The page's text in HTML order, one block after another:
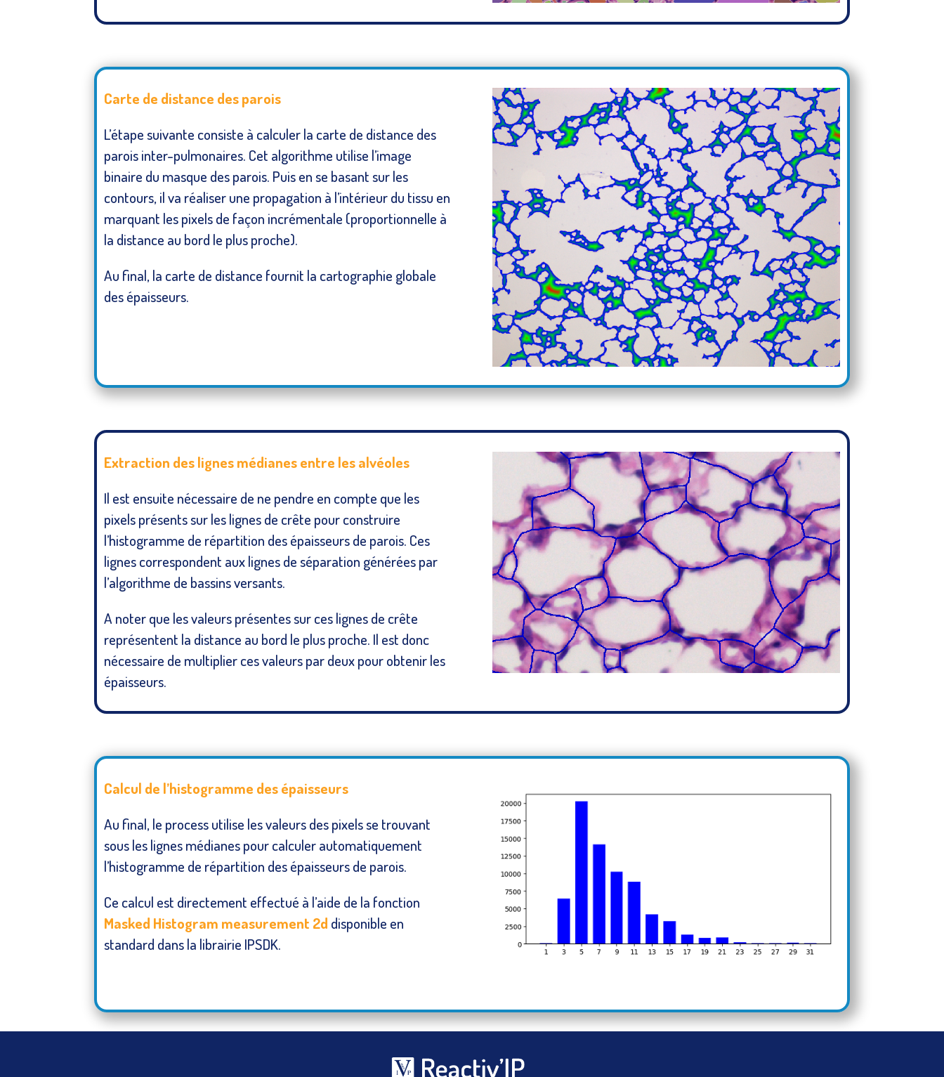
Carte de distance des parois
L’étape suivante consiste à calculer la carte de distance des
parois inter-pulmonaires. Cet algorithme utilise l’image
binaire du masque des parois. Puis en se basant sur les
contours, il va réaliser une propagation à l’intérieur du tissu en
marquant les pixels de façon incrémentale (proportionnelle à
la distance au bord le plus proche).
Au final, la carte de distance fournit la cartographie globale
des épaisseurs.
Extraction des lignes médianes entre les alvéoles
Il est ensuite nécessaire de ne pendre en compte que les
pixels présents sur les lignes de crête pour construire
l’histogramme de répartition des épaisseurs de parois. Ces
lignes correspondent aux lignes de séparation générées par
l’algorithme de bassins versants.
A noter que les valeurs présentes sur ces lignes de crête
représentent la distance au bord le plus proche. Il est donc
nécessaire de multiplier ces valeurs par deux pour obtenir les
épaisseurs.
Calcul de l’histogramme des épaisseurs
Au final, le process utilise les valeurs des pixels se trouvant
sous les lignes médianes pour calculer automatiquement
l’histogramme de répartition des épaisseurs de parois.
Ce calcul est directement effectué à l’aide de la fonction
Masked Histogram measurement 2d disponible en
standard dans la librairie IPSDK.